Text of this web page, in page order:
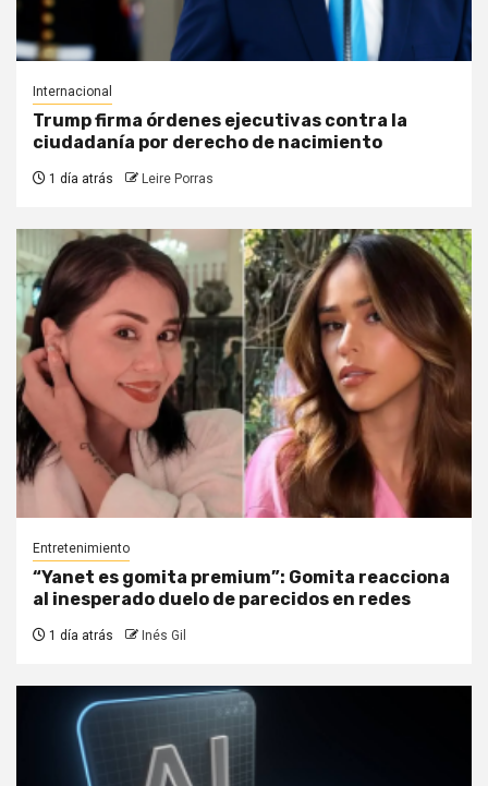
Internacional
Trump firma órdenes ejecutivas contra la
ciudadanía por derecho de nacimiento
1 día atrás Leire Porras
Entretenimiento
“Yanet es gomita premium”: Gomita reacciona
al inesperado duelo de parecidos en redes
1 día atrás Inés Gil